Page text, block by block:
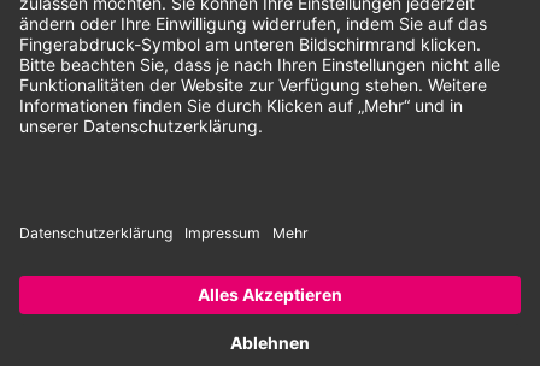
Unsere Zahlungsarten:
Rechnung SEPA-Lastschrift Vorkasse